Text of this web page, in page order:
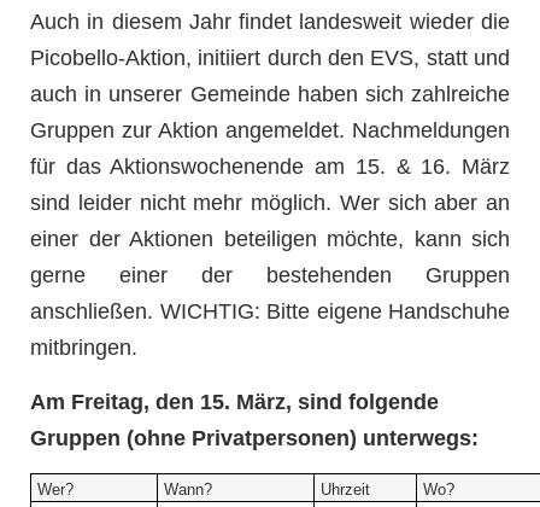
Auch in diesem Jahr findet landesweit wieder die
Picobello-Aktion, initiiert durch den EVS, statt und
auch in unserer Gemeinde haben sich zahlreiche
Gruppen zur Aktion angemeldet. Nachmeldungen
für das Aktionswochenende am 15. & 16. März
sind leider nicht mehr möglich. Wer sich aber an
einer der Aktionen beteiligen möchte, kann sich
gerne einer der bestehenden Gruppen
anschließen. WICHTIG: Bitte eigene Handschuhe
mitbringen.
Am Freitag, den 15. März, sind folgende
Gruppen (ohne Privatpersonen) unterwegs:
Wer? Wann? Uhrzeit
Wo?